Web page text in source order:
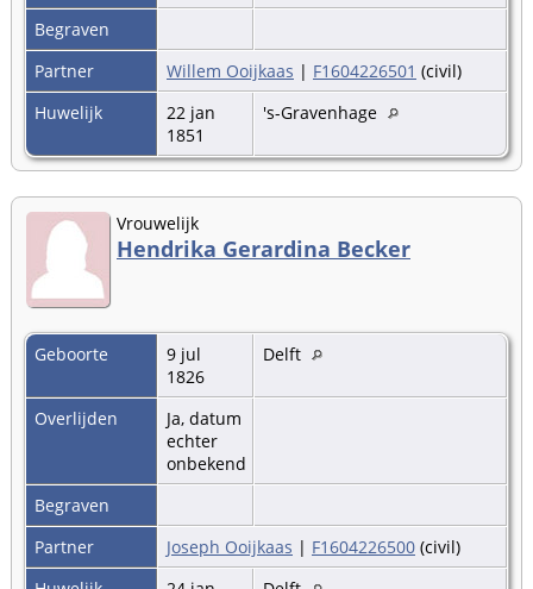
Begraven
Partner
Willem Ooijkaas | F1604226501 (civil)
Huwelijk
22 jan
1851
's-Gravenhage
Vrouwelijk
Hendrika Gerardina Becker
Geboorte
9 jul
1826
Delft
Overlijden
Ja, datum
echter
onbekend
Begraven
Partner
Joseph Ooijkaas | F1604226500 (civil)